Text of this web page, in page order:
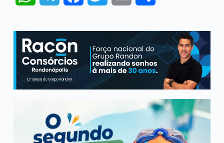
t
p
e
g
a
m k
t
t
r
i
l
r
e